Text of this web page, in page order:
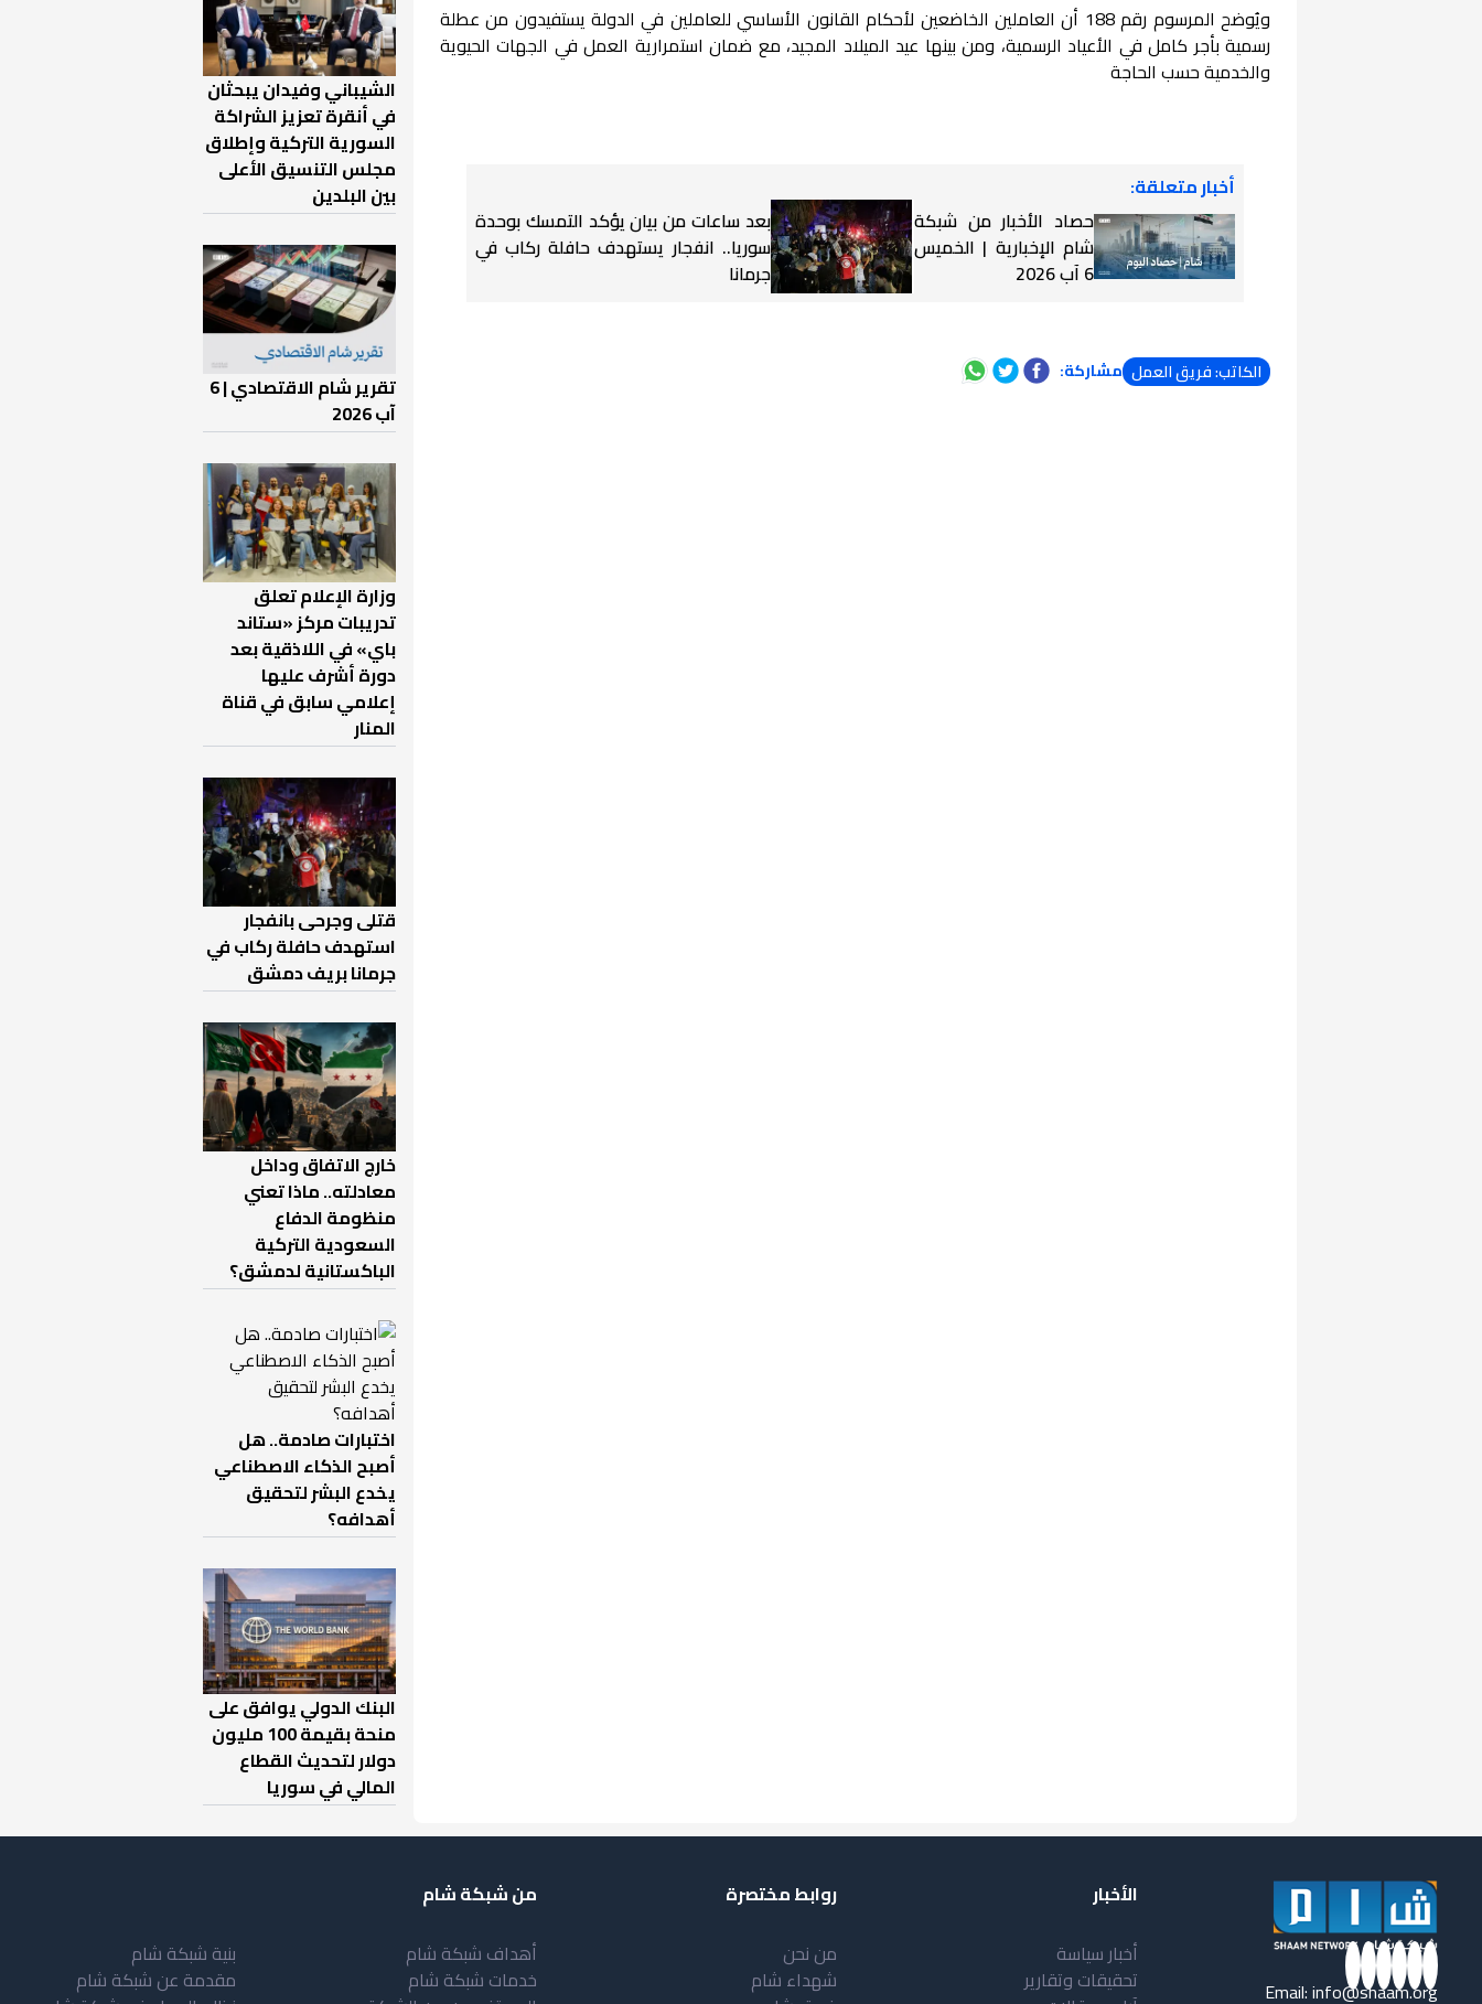
ويُوضح المرسوم رقم 188 أن العاملين الخاضعين لأحكام القانون الأساسي للعاملين في الدولة يستفيدون من عطلة
رسمية بأجر كامل في الأعياد الرسمية، ومن بينها عيد الميلاد المجيد، مع ضمان استمرارية العمل في الجهات الحيوية
والخدمية حسب الحاجة
أخبار متعلقة:
حصاد الأخبار من شبكة
شام الإخبارية | الخميس
6 آب 2026
بعد ساعات من بيان يؤكد التمسك بوحدة
سوريا.. انفجار يستهدف حافلة ركاب في
جرمانا
الكاتب: فريق العمل مشاركة:
الشيباني وفيدان يبحثان
في أنقرة تعزيز الشراكة
السورية التركية وإطلاق
مجلس التنسيق الأعلى
بين البلدين
تقرير شام الاقتصادي | 6
آب 2026
وزارة الإعلام تعلق
تدريبات مركز «ستاند
باي» في اللاذقية بعد
دورة أشرف عليها
إعلامي سابق في قناة
المنار
قتلى وجرحى بانفجار
استهدف حافلة ركاب في
جرمانا بريف دمشق
خارج الاتفاق وداخل
معادلته.. ماذا تعني
منظومة الدفاع
السعودية التركية
الباكستانية لدمشق؟
اختبارات صادمة.. هل
أصبح الذكاء الاصطناعي
يخدع البشر لتحقيق
أهدافه؟
البنك الدولي يوافق على
منحة بقيمة 100 مليون
دولار لتحديث القطاع
المالي في سوريا
Email:info@shaam.org
الأخبار
أخبار سياسة
تحقيقات وتقارير
روابط مختصرة
من نحن
شهداء شام
من شبكة شام
أهداف شبكة شام
خدمات شبكة شام
بنية شبكة شام
مقدمة عن شبكة شام